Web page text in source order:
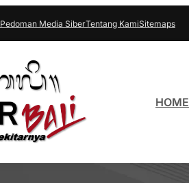
Pedoman Media SiberTentang KamiSitemaps
HOME